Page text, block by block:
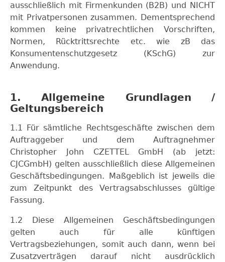
ausschließlich mit Firmenkunden (B2B) und NICHT
mit Privatpersonen zusammen. Dementsprechend
kommen keine privatrechtlichen Vorschriften,
Normen, Rücktrittsrechte etc. wie zB das
Konsumentenschutzgesetz (KSchG) zur
Anwendung.
1. Allgemeine Grundlagen /
Geltungsbereich
1.1 Für sämtliche Rechtsgeschäfte zwischen dem
Auftraggeber und dem Auftragnehmer
Christopher John CZETTEL GmbH (ab jetzt:
CJCGmbH) gelten ausschließlich diese Allgemeinen
Geschäftsbedingungen. Maßgeblich ist jeweils die
zum Zeitpunkt des Vertragsabschlusses gültige
Fassung.
1.2 Diese Allgemeinen Geschäftsbedingungen
gelten auch für alle künftigen
Vertragsbeziehungen, somit auch dann, wenn bei
Zusatzverträgen darauf nicht ausdrücklich